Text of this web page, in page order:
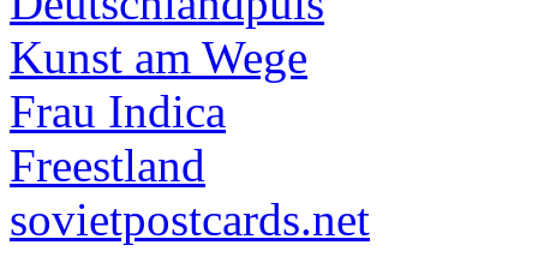
Kunst am Wege
Frau Indica
Freestland
sovietpostcards.net